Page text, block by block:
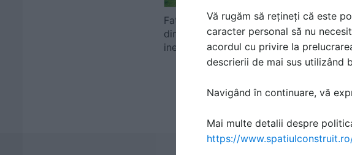
Fațade integral realizate
din gabioane, o alegere
inedită ...
interesante
Vă rugăm să rețineți că este
caracter personal să nu
acordul cu privire la
descrierii de mai sus utilizând
Navigând în continuare, vă
Mai multe detalii despre
https://